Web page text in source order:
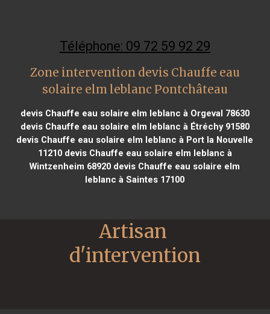
Téléphone: 09 72 59 92 29
Zone intervention devis Chauffe eau
solaire elm leblanc Pontchâteau
devis Chauffe eau solaire elm leblanc à Orgeval 78630
devis Chauffe eau solaire elm leblanc à Étréchy 91580
devis Chauffe eau solaire elm leblanc à Port la Nouvelle
11210devis Chauffe eau solaire elm leblanc à
Wintzenheim 68920 devis Chauffe eau solaire elm
leblanc à Saintes 17100
Artisan
d'intervention